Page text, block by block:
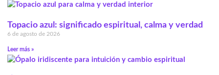
Topacio azul: significado espiritual, calma y verdad
6 de agosto de 2026
Leer más »